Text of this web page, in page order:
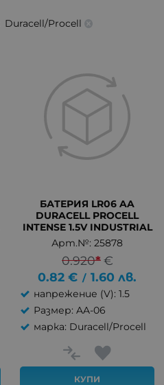
Duracell/Procell
БАТЕРИЯ LR06 AA
DURACELL PROCELL
INTENSE 1.5V INDUSTRIAL
Арт.№: 25878
0.920* €
0.82 € / 1.60 лв.
напрежение (V): 1.5
Размер: AA-06
марка: Duracell/Procell
КУПИ